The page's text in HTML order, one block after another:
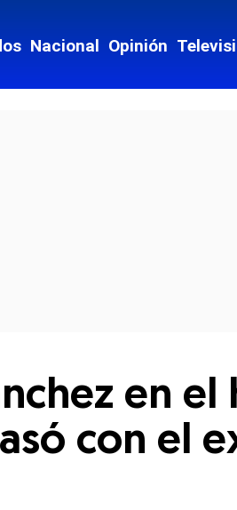
Nacional Opinión
en
con el